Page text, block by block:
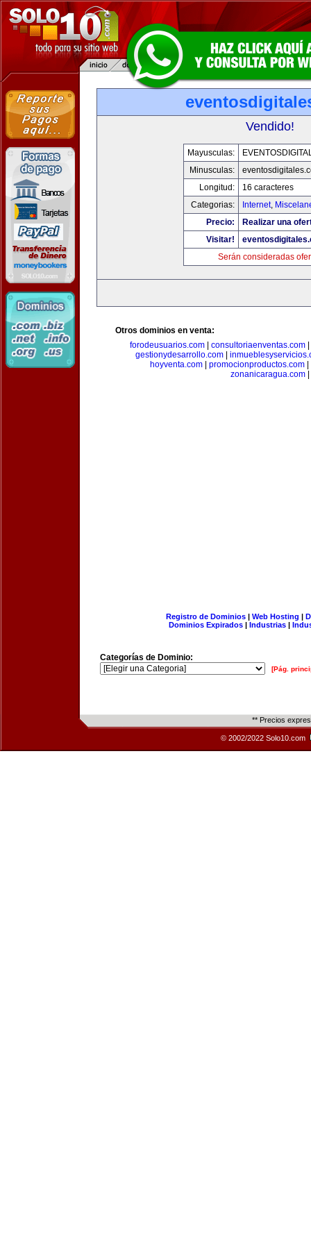
Vendido!
Mayusculas:
Minusculas:
Longitud:
16 caracteres
Categorias:
Internet,
Precio:
Realizar una
Visitar!
Serán consideradas
Otros dominios en venta:
forodeusuarios.com
consultoriaenventas.com
gestionydesarrollo.com
hoyventa.com| promocionproductos.com|
zonanicaragua.com
Registro de Dominios| Web Hosting |
Dominios Expirados | Industrias |
Categorías de Dominio:
[Pág.
** Precios
© 2002/2022 Solo10.com